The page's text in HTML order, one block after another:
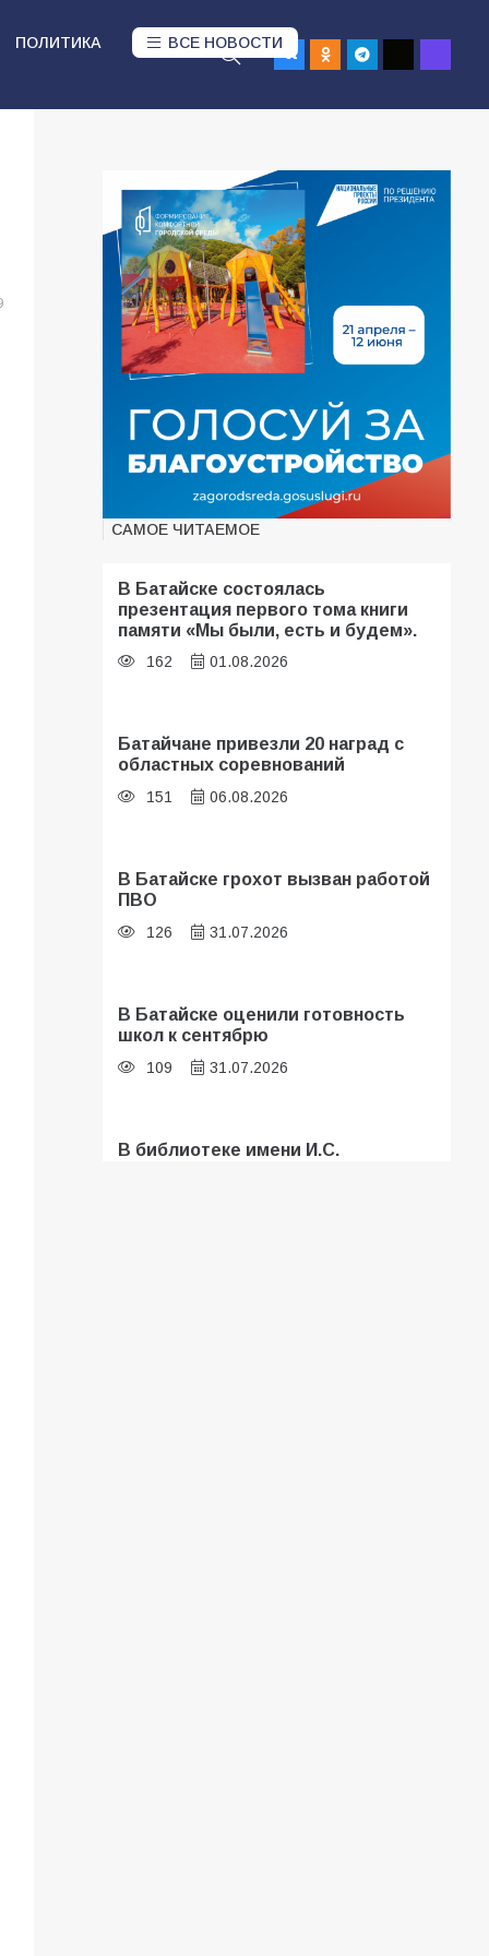
ПОЛИТИКА ВСЕ НОВОСТИ
САМОЕ ЧИТАЕМОЕ
В Батайске состоялась
презентация первого тома книги
памяти «Мы были, есть и будем».
162 01.08.2026
Батайчане привезли 20 наград с
областных соревнований
151 06.08.2026
В Батайске грохот вызван работой
ПВО
126 31.07.2026
В Батайске оценили готовность
школ к сентябрю
109 31.07.2026
В библиотеке имени И.С.